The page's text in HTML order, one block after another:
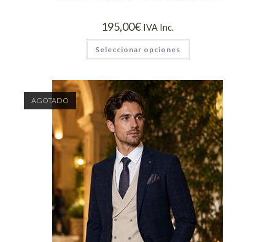
195,00€ IVA Inc.
Seleccionar opciones
AGOTADO